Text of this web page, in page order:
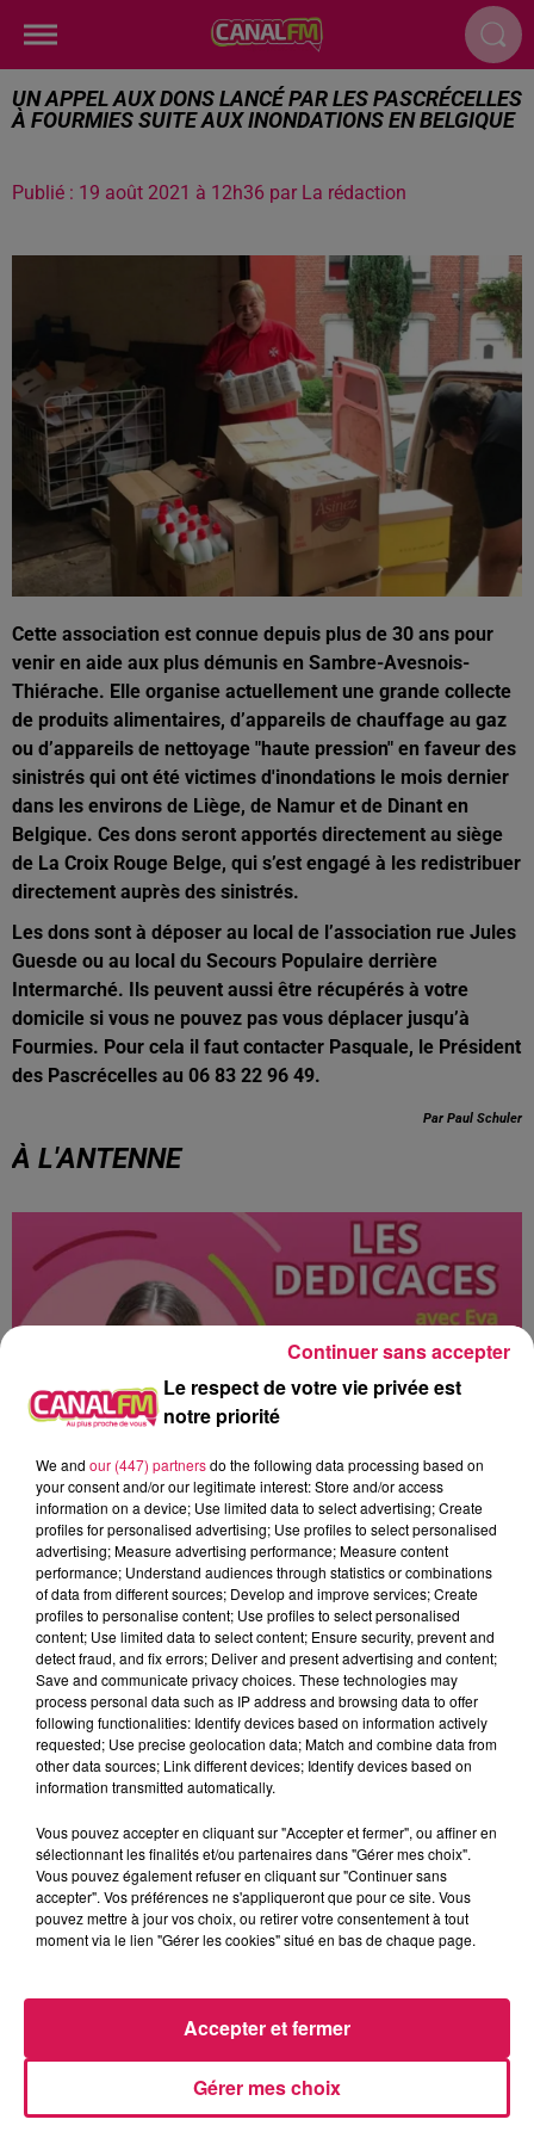
UN APPEL AUX DONS LANCÉ PAR LES PASCRÉCELLES
À FOURMIES SUITE AUX INONDATIONS EN BELGIQUE
Publié : 19 août 2021 à 12h36 par La rédaction
Cette association est connue depuis plus de 30 ans pour
venir en aide aux plus démunis en Sambre-Avesnois-
Thiérache. Elle organise actuellement une grande collecte
de produits alimentaires, d’appareils de chauffage au gaz
ou d’appareils de nettoyage "haute pression" en faveur des
sinistrés qui ont été victimes d'inondations le mois dernier
dans les environs de Liège, de Namur et de Dinant en
Belgique. Ces dons seront apportés directement au siège
de La Croix Rouge Belge, qui s’est engagé à les redistribuer
directement auprès des sinistrés.
Les dons sont à déposer au local de l’association rue Jules
Guesde ou au local du Secours Populaire derrière
Intermarché. Ils peuvent aussi être récupérés à votre
domicile si vous ne pouvez pas vous déplacer jusqu’à
Fourmies. Pour cela il faut contacter Pasquale, le Président
des Pascrécelles au 06 83 22 96 49.
Par Paul Schuler
À L'ANTENNE
10h00 - 12h00
les dedicaces
11h04
11h04
OPHÉLIE WINTER
Dieu M'a Donné La Foi
11h01
11h01
BRUNO MARS
On My Soul
10h56
10h56
JUSTIN BIEBER
Peaches
CHALEUR ET RISQUE
D'ORAGES CE LUNDI EN
SAMBRE-AVESNOIS-
THIÉRACHE
Le respect de votre vie privée est
notre priorité
We and our (447) partnersdo the following data processing based on
your consent and/or our legitimate interest: Store and/or access
information on a device; Use limited data to select advertising; Create
profiles for personalised advertising; Use profiles to select personalised
advertising; Measure advertising performance; Measure content
performance; Understand audiences through statistics or combinations
of data from different sources; Develop and improve services; Create
profiles to personalise content; Use profiles to select personalised
content; Use limited data to select content; Ensure security, prevent and
detect fraud, and fix errors; Deliver and present advertising and content;
Save and communicate privacy choices. These technologies may
process personal data such as IP address and browsing data to offer
following functionalities: Identify devices based on information actively
requested; Use precise geolocation data; Match and combine data from
other data sources; Link different devices; Identify devices based on
information transmitted automatically.
Vous pouvez accepter en cliquant sur "Accepter et fermer", ou affiner en
sélectionnant les finalités et/ou partenaires dans "Gérer mes choix".
Vous pouvez également refuser en cliquant sur "Continuer sans
accepter". Vos préférences ne s'appliqueront que pour ce site. Vous
pouvez mettre à jour vos choix, ou retirer votre consentement à tout
moment via le lien "Gérer les cookies" situé en bas de chaque page.
Gérer mes choix
Accepter et fermer
Continuer sans accepter